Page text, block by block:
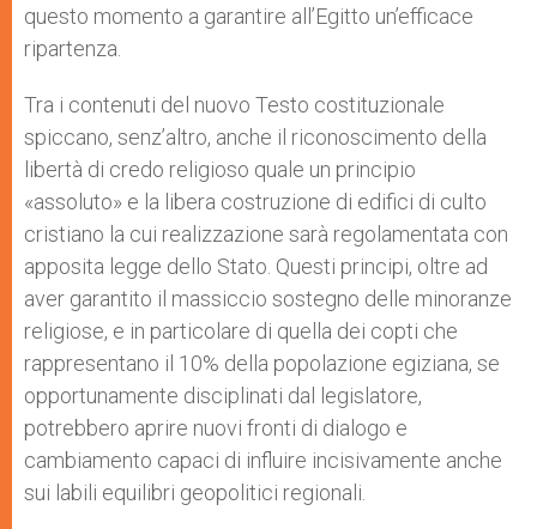
questo momento a garantire all’Egitto un’efficace
ripartenza.
Tra i contenuti del nuovo Testo costituzionale
spiccano, senz’altro, anche il riconoscimento della
libertà di credo religioso quale un principio
«assoluto» e la libera costruzione di edifici di culto
cristiano la cui realizzazione sarà regolamentata con
apposita legge dello Stato. Questi principi, oltre ad
aver garantito il massiccio sostegno delle minoranze
religiose, e in particolare di quella dei copti che
rappresentano il 10% della popolazione egiziana, se
opportunamente disciplinati dal legislatore,
potrebbero aprire nuovi fronti di dialogo e
cambiamento capaci di influire incisivamente anche
sui labili equilibri geopolitici regionali.